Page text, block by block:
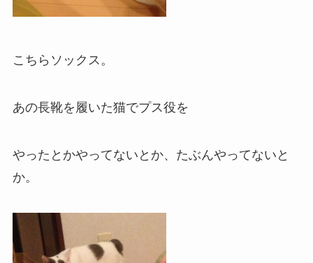
こちらソックス。
あの長靴を履いた猫でプス役を
やったとかやってないとか、たぶんやってないと
か。